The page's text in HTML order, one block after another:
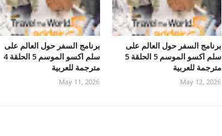
برنامج السفر حول العالم على
سلم اكسو الموسم 5 الحلقة 5
مترجمة للعربية
May 12, 2026
برنامج السفر حول العالم على
سلم اكسو الموسم 5 الحلقة 4
مترجمة للعربية
May 11, 2026